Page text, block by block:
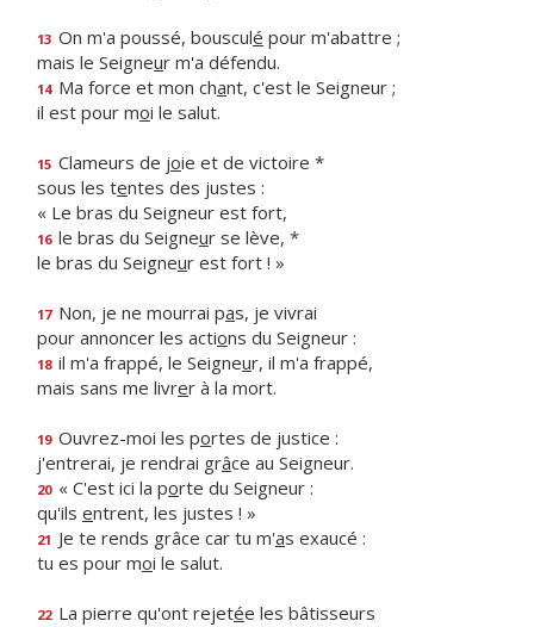
13 On m'a poussé, bousculé pour m'abattre ;
mais le Seigneur m'a défendu.
14 Ma force et mon chant, c'est le Seigneur ;
il est pour moi le salut.
15 Clameurs de joie et de victoire *
sous les tentes des justes :
« Le bras du Seigneur est fort,
16 le bras du Seigneur se lève, *
le bras du Seigneur est fort ! »
17 Non, je ne mourrai pas, je vivrai
pour annoncer les actions du Seigneur :
18 il m'a frappé, le Seigneur, il m'a frappé,
mais sans me livrer à la mort.
19 Ouvrez-moi les portes de justice :
j'entrerai, je rendrai grâce au Seigneur.
20 « C'est ici la porte du Seigneur :
qu'ils entrent, les justes ! »
21 Je te rends grâce car tu m'as exaucé :
tu es pour moi le salut.
22 La pierre qu'ont rejetée les bâtisseurs